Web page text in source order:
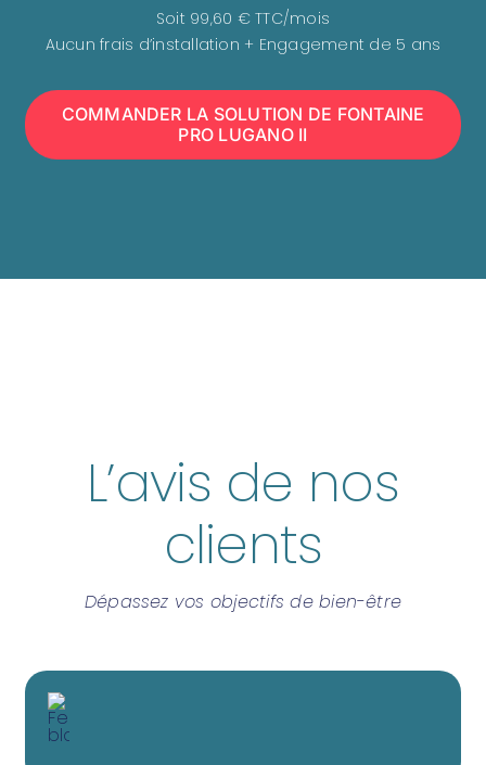
Soit 99,60 € TTC/mois
Aucun frais d’installation + Engagement de 5 ans
COMMANDER LA SOLUTION DE FONTAINE
PRO LUGANO II
L’avis de nos
clients
Dépassez vos objectifs de bien-être